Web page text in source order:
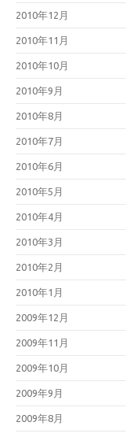
2010年12月
2010年11月
2010年10月
2010年9月
2010年8月
2010年7月
2010年6月
2010年5月
2010年4月
2010年3月
2010年2月
2010年1月
2009年12月
2009年11月
2009年10月
2009年9月
2009年8月